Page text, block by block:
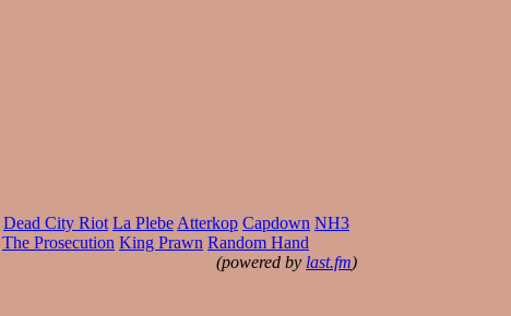
Dead City Riot La Plebe Atterkop Capdown NH3
The Prosecution King Prawn Random Hand
(powered by last.fm)